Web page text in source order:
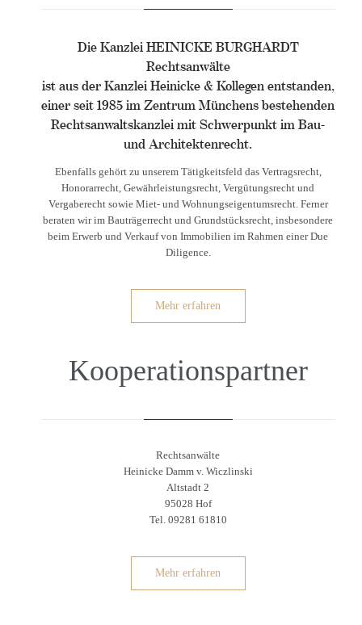
Die Kanzlei HEINICKE BURGHARDT
Rechtsanwälte
ist aus der Kanzlei Heinicke & Kollegen entstanden,
einer seit 1985 im Zentrum Münchens bestehenden
Rechtsanwaltskanzlei mit Schwerpunkt im Bau-
und Architektenrecht.
Ebenfalls gehört zu unserem Tätigkeitsfeld das Vertragsrecht,
Honorarrecht, Gewährleistungsrecht, Vergütungsrecht und
Vergaberecht sowie Miet- und Wohnungseigentumsrecht. Ferner
beraten wir im Bauträgerrecht und Grundstücksrecht, insbesondere
beim Erwerb und Verkauf von Immobilien im Rahmen einer Due
Diligence.
Mehr erfahren
Kooperationspartner
Rechtsanwälte
Heinicke Damm v. Wiczlinski
Altstadt 2
95028 Hof
Tel. 09281 61810
Mehr erfahren